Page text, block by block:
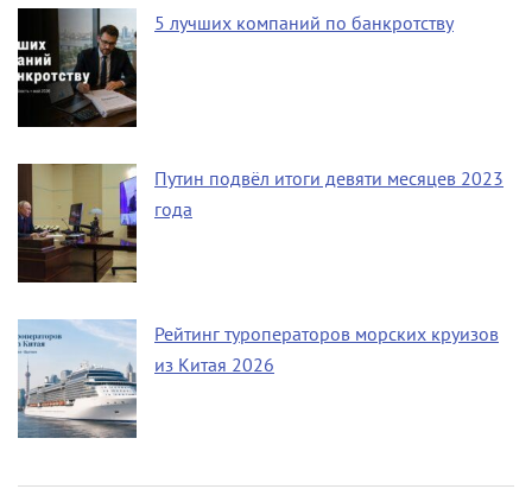
5 лучших компаний по банкротству
Путин подвёл итоги девяти месяцев 2023
года
Рейтинг туроператоров морских круизов
из Китая 2026